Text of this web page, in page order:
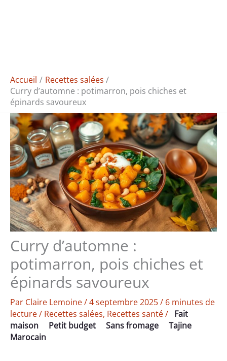
Accueil
Recettes salées
Curry d’automne : potimarron, pois chiches et
épinards savoureux
Curry d’automne :
potimarron, pois chiches et
épinards savoureux
Par Claire Lemoine/4 septembre 2025/ 6 minutes de
lecture/ Recettes salées, Recettes santé/ Fait
maison
Petit budget Sans fromage
Tajine
Marocain